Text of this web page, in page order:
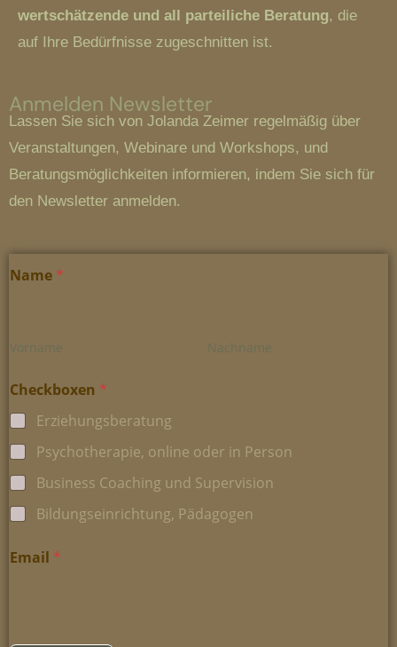
wertschätzende und all parteiliche Beratung, die
auf Ihre Bedürfnisse zugeschnitten ist.
Anmelden Newsletter
Lassen Sie sich von Jolanda Zeimer regelmäßig über
Veranstaltungen, Webinare und Workshops, und
Beratungsmöglichkeiten informieren, indem Sie sich für
den Newsletter anmelden.
Name *
Vorname Nachname
Checkboxen *
Erziehungsberatung
Psychotherapie, online oder in Person
Business Coaching und Supervision
Bildungseinrichtung, Pädagogen
Email *